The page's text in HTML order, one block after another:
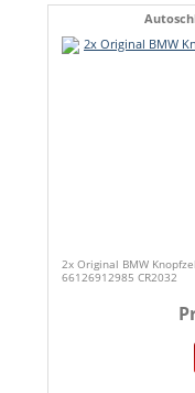
2x Original BMW
66126912985 CR2032